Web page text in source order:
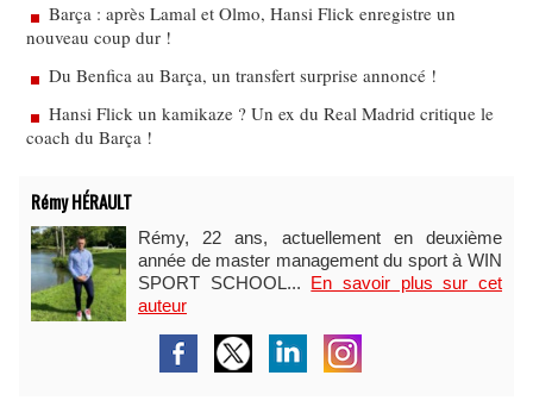
Barça : après Lamal et Olmo, Hansi Flick enregistre un
nouveau coup dur !
Du Benfica au Barça, un transfert surprise annoncé !
Hansi Flick un kamikaze ? Un ex du Real Madrid critique le
coach du Barça !
Rémy HÉRAULT
Rémy, 22 ans, actuellement en deuxième
année de master management du sport à WIN
SPORT SCHOOL... En savoir plus sur cet
auteur